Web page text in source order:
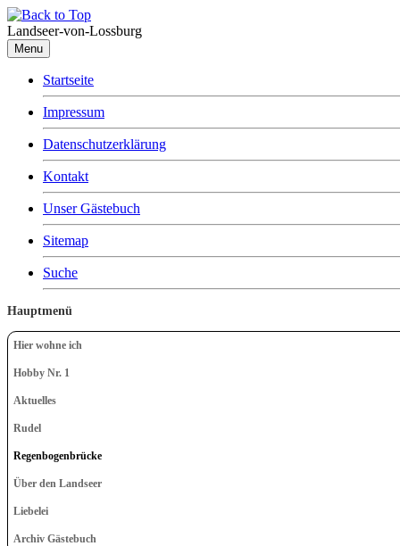
Landseer-von-Lossburg
Menu
Startseite
Impressum
Datenschutzerklärung
Kontakt
Unser Gästebuch
Sitemap
Suche
Hauptmenü
Hier wohne ich
Hobby Nr. 1
Aktuelles
Rudel
Regenbogenbrücke
Über den Landseer
Liebelei
Archiv Gästebuch